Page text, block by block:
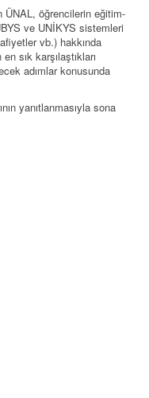
ÜNAL, öğrencilerin eğitim-
ve UNİKYS sistemleri
vb.) hakkında
sık karşılaştıkları
adımlar konusunda
yanıtlanmasıyla sona